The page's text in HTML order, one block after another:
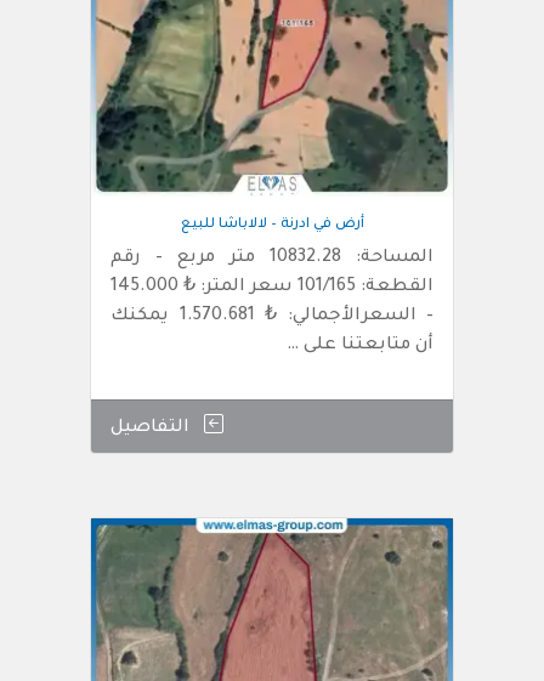
أرض في ادرنة – لالاباشا للبيع
المساحة: 10832.28 متر مربع – رقم
القطعة: 101/165 سعر المتر: ₺ 145.000
– السعرالأجمالي: ₺ 1.570.681 يمكنك
أن متابعتنا على …
التفاصيل